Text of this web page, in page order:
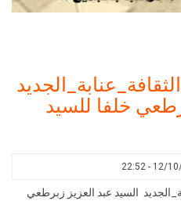
خلفا للسيد
السيد عبد العزيز زبرطعي